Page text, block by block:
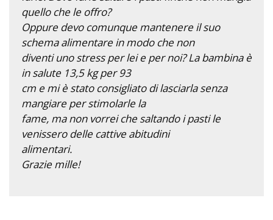
quello che le offro?
Oppure devo comunque mantenere il suo
schema alimentare in modo che non
diventi uno stress per lei e per noi? La bambina è
in salute 13,5 kg per 93
cm e mi è stato consigliato di lasciarla senza
mangiare per stimolarle la
fame, ma non vorrei che saltando i pasti le
venissero delle cattive abitudini
alimentari.
Grazie mille!